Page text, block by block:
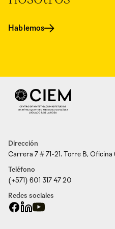
Hablemos
Dirección
Carrera 7 # 71-21. Torre B,
Teléfono
(+571) 601 317 47 20
Redes sociales